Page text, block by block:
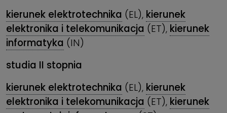
kierunek elektrotechnika (EL), kierunek
elektronika i telekomunikacja (ET), kierunek
informatyka (IN)
studia II stopnia
kierunek elektrotechnika (EL), kierunek
elektronika i telekomunikacja (ET), kierunek